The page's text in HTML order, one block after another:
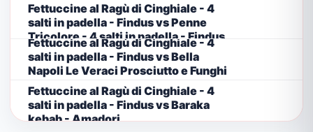
Fettuccine al Ragù di Cinghiale - 4
salti in padella - Findus vs Penne
Tricolore - 4 salti in padella - Findus
Fettuccine al Ragù di Cinghiale - 4
salti in padella - Findus vs Bella
Napoli Le Veraci Prosciutto e Funghi
- Buitoni
Fettuccine al Ragù di Cinghiale - 4
salti in padella - Findus vs Baraka
kebab - Amadori